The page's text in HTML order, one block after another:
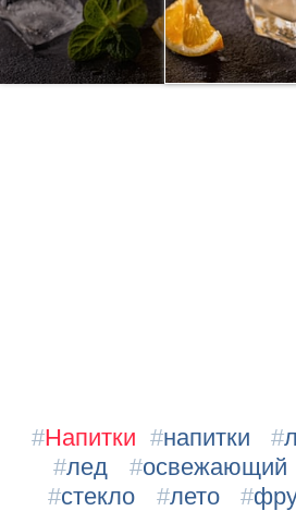
#Напитки #напитки #
#лед #освежающий
#стекло #лето #